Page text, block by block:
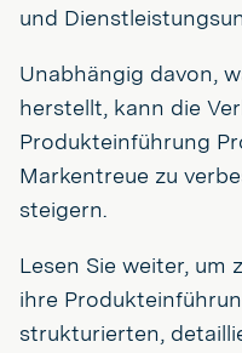
und
Unabhängig davon,
herstellt, kann die
Produkteinführung
Markentreue zu
steigern.
Lesen Sie weiter, um
ihre
strukturierten,